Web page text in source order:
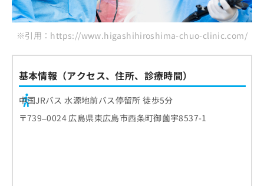
※引用：https://www.higashihiroshima-chuo-clinic.com/
基本情報（アクセス、住所、診療時間）
中国JRバス 水源地前バス停留所 徒歩5分
〒739–0024 広島県東広島市西条町御薗宇8537-1